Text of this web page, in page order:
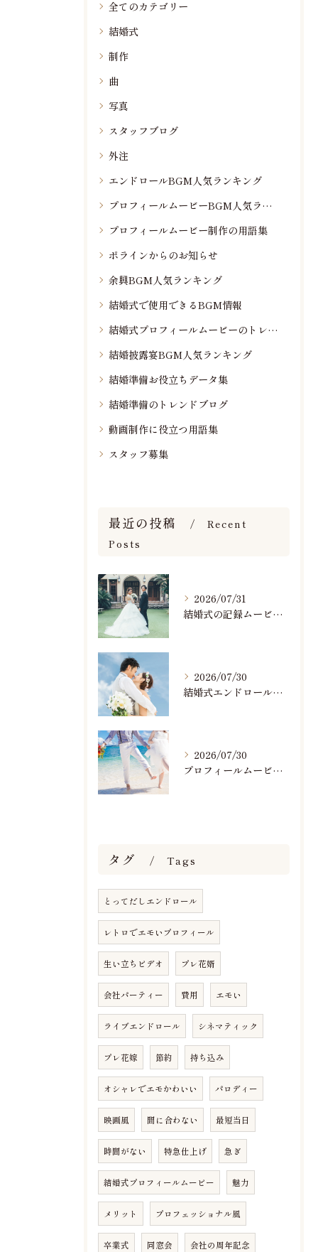
全てのカテゴリー
結婚式
制作
曲
写真
スタッフブログ
外注
エンドロールBGM人気ランキング
プロフィールムービーBGM人気ランキング
プロフィールムービー制作の用語集
ポラインからのお知らせ
余興BGM人気ランキング
結婚式で使用できるBGM情報
結婚式プロフィールムービーのトレンド情報
結婚披露宴BGM人気ランキング
結婚準備お役立ちデータ集
結婚準備のトレンドブログ
動画制作に役立つ用語集
スタッフ募集
最近の投稿
Recent
Posts
2026/07/31
結婚式の記録ムービーの映像撮影スタッフを募集中です
2026/07/30
結婚式エンドロールで人気のおすすめBGM楽曲ランキング！(7/29最新)
2026/07/30
プロフィールムービーで人気おすすめのBGM楽曲ランキング！(7/29最新)
タグ Tags
とってだしエンドロール
レトロでエモいプロフィール
生い立ちビデオ プレ花婿
会社パーティー 費用 エモい
ライブエンドロール シネマティック
プレ花嫁 節約 持ち込み
オシャレでエモかわいい パロディー
映画風 間に合わない 最短当日
時間がない 特急仕上げ 急ぎ
結婚式プロフィールムービー 魅力
メリット プロフェッショナル風
卒業式 同窓会 会社の周年記念